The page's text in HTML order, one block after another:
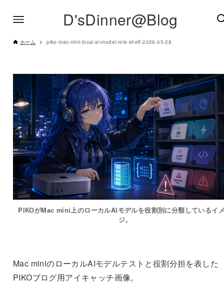
D'sDinner@Blog
ホーム piko-mac-mini-local-ai-model-role-shelf-2026-05-28
PIKOがMac mini上のローカルAIモデルを役割別に分類しているイ
ジ。
Mac miniのローカルAIモデルテストと役割分担を表した
PIKOブログ用アイキャッチ画像。